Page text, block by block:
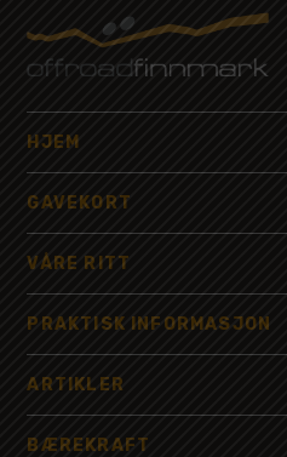
OFFROAD
FINNMARK
HJEM
GAVEKORT
VÅRE RITT
PRAKTISK INFORMASJON
ARTIKLER
BÆREKRAFT